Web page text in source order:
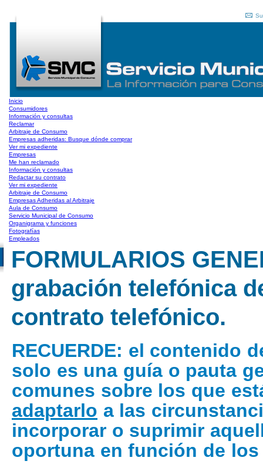
Inicio
Consumidores
Información y consultas
Reclamar
Arbitraje de Consumo
Empresas adheridas: Busque dónde comprar
Ver mi expediente
Empresas
Me han reclamado
Información y consultas
Redactar su contrato
Ver mi expediente
Arbitraje de Consumo
Empresas Adheridas al Arbitraje
Aula de Consumo
Servicio Municipal de Consumo
Organigrama y funciones
Fotografías
Empleados
FORMULARIOS
grabación telefónica
contrato telefónico.
RECUERDE: el contenido
solo es una guía o pauta
comunes sobre los que
adaptarlo a las
incorporar o suprimir
oportuna en función de